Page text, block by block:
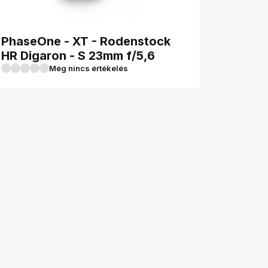
PhaseOne - XT - Rodenstock
HR Digaron - S 23mm f/5,6
Még nincs értékelés